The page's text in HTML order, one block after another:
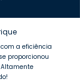
a eficiência
proporcionou